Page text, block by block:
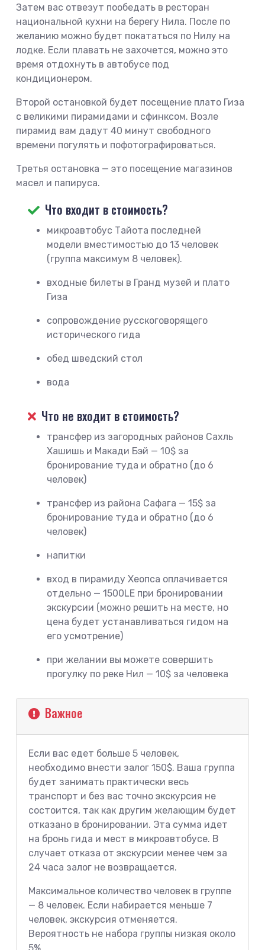
Затем вас отвезут пообедать в ресторан
национальной кухни на берегу Нила. После по
желанию можно будет покататься по Нилу на
лодке. Если плавать не захочется, можно это
время отдохнуть в автобусе под
кондиционером.
Второй остановкой будет посещение плато Гиза
с великими пирамидами и сфинксом. Возле
пирамид вам дадут 40 минут свободного
времени погулять и пофотографироваться.
Третья остановка — это посещение магазинов
масел и папируса.
Что входит в стоимость?
микроавтобус Тайота последней
модели вместимостью до 13 человек
(группа максимум 8 человек).
входные билеты в Гранд музей и плато
Гиза
сопровождение русскоговорящего
исторического гида
обед шведский стол
вода
Что не входит в стоимость?
трансфер из загородных районов Сахль
Хашишь и Макади Бэй — 10$ за
бронирование туда и обратно (до 6
человек)
трансфер из района Сафага — 15$ за
бронирование туда и обратно (до 6
человек)
напитки
вход в пирамиду Хеопса оплачивается
отдельно — 1500LE при бронировании
экскурсии (можно решить на месте, но
цена будет устанавливаться гидом на
его усмотрение)
при желании вы можете совершить
прогулку по реке Нил — 10$ за человека
Важное
Если вас едет больше 5 человек,
необходимо внести залог 150$. Ваша группа
будет занимать практически весь
транспорт и без вас точно экскурсия не
состоится, так как другим желающим будет
отказано в бронировании. Эта сумма идет
на бронь гида и мест в микроавтобусе. В
случает отказа от экскурсии менее чем за
24 часа залог не возвращается.
Максимальное количество человек в группе
— 8 человек. Если набирается меньше 7
человек, экскурсия отменяется.
Вероятность не набора группы низкая около
5%.